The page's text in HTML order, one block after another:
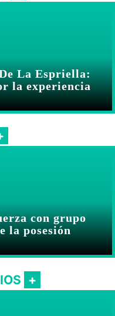
La Espriella:
la experiencia
con grupo
la posesión